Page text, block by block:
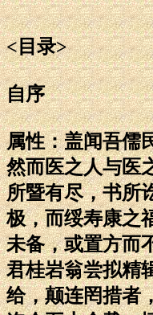
<目录>
自序
属性：盖闻吾儒
然而医之人与医
所暨有尽，书所
极，而绥寿康之
未备，或置方而
君桂岩翁尝拟精
给，颠连罔措者